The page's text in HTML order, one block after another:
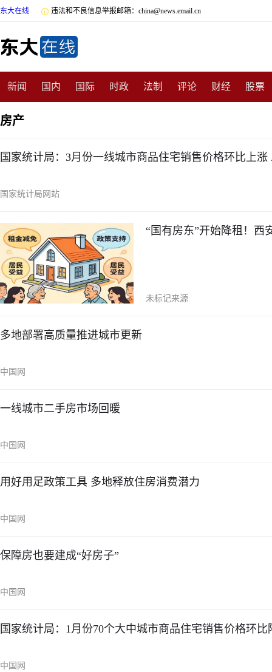
东大在线  违法和不良信息举报邮箱：china@news.email.cn
新闻 国内 国际 时政 法制 评论 财经 股票
数码
房产
国家统计局：3月份一线城市商品住宅销售价格环比上
国家统计局网站
“国有房东”开始降租！西
未标记来源
多地部署高质量推进城市更新
中国网
一线城市二手房市场回暖
中国网
用好用足政策工具 多地释放住房消费潜力
中国网
保障房也要建成“好房子”
中国网
国家统计局：1月份70个大中城市商品住宅销售价格环比
中国网